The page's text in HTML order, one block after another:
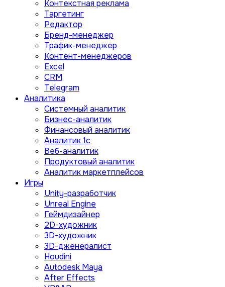
Контекстная реклама
Таргетинг
Редактор
Бренд-менеджер
Трафик-менеджер
Контент-менеджеров
Excel
CRM
Telegram
Аналитика
Системный аналитик
Бизнес-аналитик
Финансовый аналитик
Aналитик 1с
Веб-аналитик
Продуктовый аналитик
Аналитик маркетплейсов
Игры
Unity-разработчик
Unreal Engine
Геймдизайнер
2D-художник
3D-художник
3D-дженералист
Houdini
Autodesk Maya
After Effects